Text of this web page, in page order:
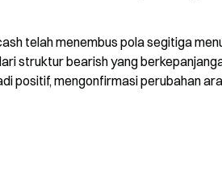
telah menembus pola segitiga
struktur bearish yang
positif, mengonfirmasi perubahan